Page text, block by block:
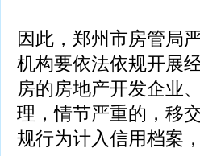
因此，郑州市房管局
机构要依法依规开展
房的房地产开发企业
理，情节严重的，移
规行为计入信用档案